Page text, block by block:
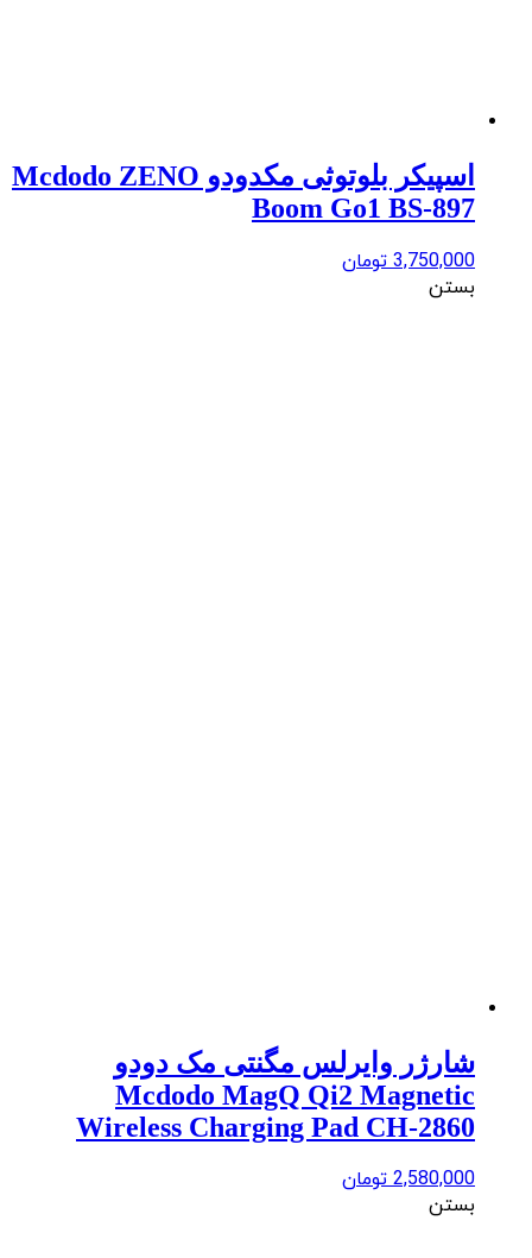
اسپیکر بلوتوثی مکدودو Mcdodo ZENO
Boom Go1 BS-897
3,750,000 تومان
بستن
شارژر وایرلس مگنتی مک دودو
Mcdodo MagQ Qi2 Magnetic
Wireless Charging Pad CH-2860
2,580,000 تومان
بستن